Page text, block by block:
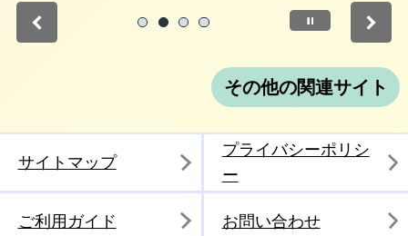
停止
その他の関連サイト
サイトマップ
プライバシーポリシ
ー
ご利用ガイド お問い合わせ